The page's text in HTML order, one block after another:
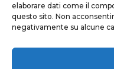
elaborare dati come il
questo sito. Non
negativamente su alcune
© 2023 La Maison